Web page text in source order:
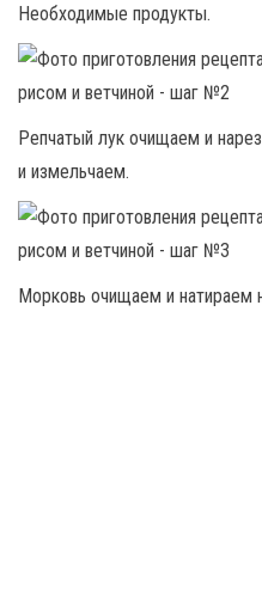
Необходимые продукты.
Репчатый лук очищаем и
и измельчаем.
Морковь очищаем и натираем